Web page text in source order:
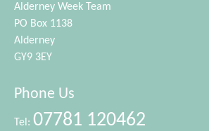
Alderney Week Team
PO Box 1138
Alderney
GY9 3EY
Phone Us
Tel: 07781 120462